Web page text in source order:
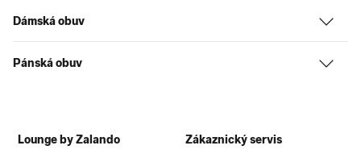
Dámská obuv
Pánská obuv
Lounge by Zalando Zákaznický servis